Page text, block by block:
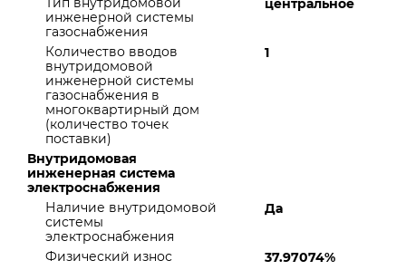
инженерной системы
газоснабжения
центральное
Количество вводов
внутридомовой
инженерной системы
газоснабжения в
многоквартирный дом
(количество точек
поставки)
1
Внутридомовая
инженерная система
электроснабжения
Наличие внутридомовой
системы
электроснабжения
Да
Физический износ
37.97074%